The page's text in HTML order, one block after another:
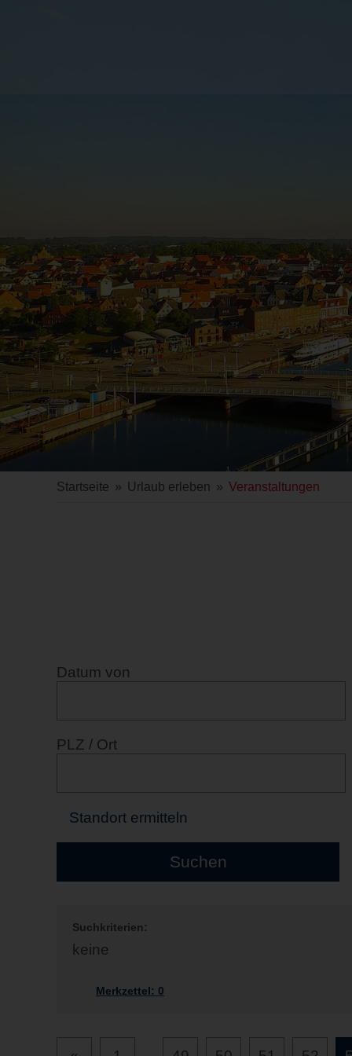
Startseite » Urlaub erleben » Veranstaltungen
Datum von
PLZ / Ort
Standort ermitteln
Suchkriterien:
keine
Merkzettel: 0